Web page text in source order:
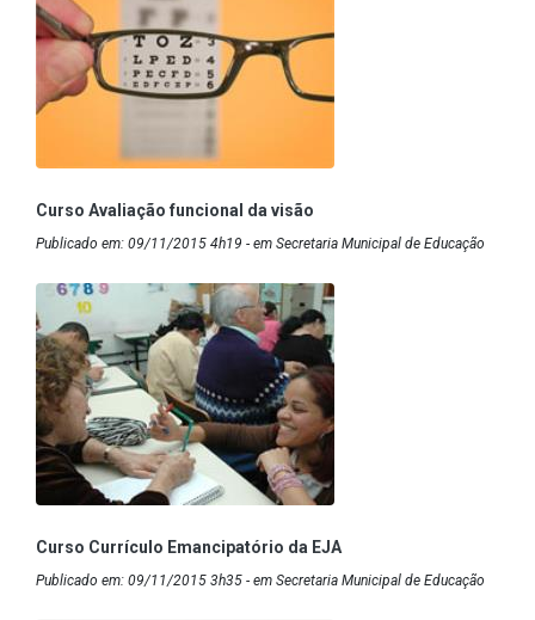
Curso Avaliação funcional da visão
Publicado em: 09/11/2015 4h19 - em Secretaria Municipal de Educação
Curso Currículo Emancipatório da EJA
Publicado em: 09/11/2015 3h35 - em Secretaria Municipal de Educação